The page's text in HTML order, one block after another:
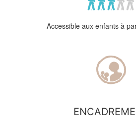
Accessible aux enfants à